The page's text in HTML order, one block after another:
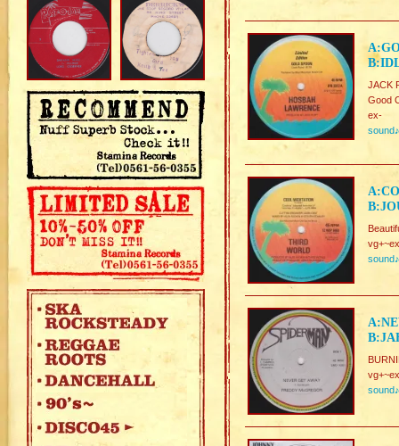
JACK
Good
ex-
sound♪
sound♪
sound♪